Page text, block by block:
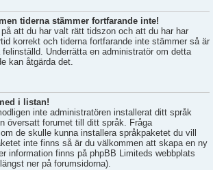
tiderna stämmer fortfarande inte!
att du har valt rätt tidszon och att du har har
korrekt och tiderna fortfarande inte stämmer så är
Underrätta en administratör om detta
kan åtgärda det.
i listan!
inte administratören installerat ditt språk
översatt forumet till ditt språk. Fråga
de skulle kunna installera språkpaketet du vill
inte finns så är du välkommen att skapa en ny
information finns på phpBB Limiteds webbplats
ner på forumsidorna).